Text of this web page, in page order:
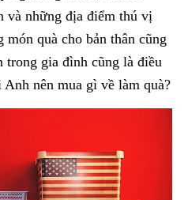
và những địa điểm thú vị
quà cho bản thân cũng
trong gia đình cũng là điều
nên mua gì về làm quà?